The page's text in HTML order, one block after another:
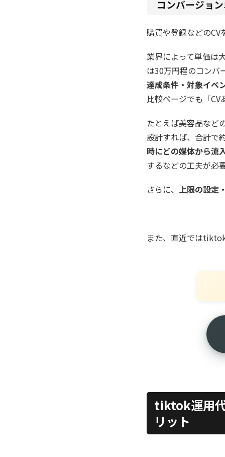
コンバージョ
購買や登録などの
業界によって単価は
は30万円程のコンバ
達成条件・対象イベ
比較ページでも「
たとえば美容品など
設計すれば、合計で
時にどの媒体から流
するなどの工夫が必
さらに、
上限の設定
また、直近では
tiktok運用
リット